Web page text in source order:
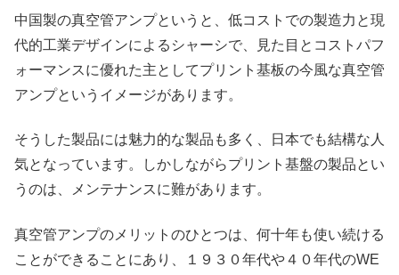
中国製の真空管アンプというと、低コストでの製造力と現
代的工業デザインによるシャーシで、見た目とコストパフ
ォーマンスに優れた主としてプリント基板の今風な真空管
アンプというイメージがあります。
そうした製品には魅力的な製品も多く、日本でも結構な人
気となっています。しかしながらプリント基盤の製品とい
うのは、メンテナンスに難があります。
真空管アンプのメリットのひとつは、何十年も使い続ける
ことができることにあり、１９３０年代や４０年代のWE